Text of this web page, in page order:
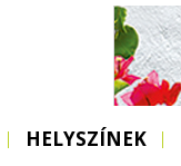
HELYSZÍNEK